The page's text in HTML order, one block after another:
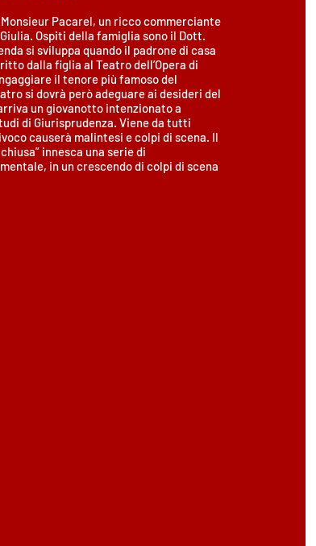
Pacarel, un ricco commerciante
Ospiti della famiglia sono il Dott.
si sviluppa quando il padrone di casa
dalla figlia al Teatro dell’Opera di
il tenore più famoso del
si dovrà però adeguare ai desideri del
un giovanotto intenzionato a
di Giurisprudenza. Viene da tutti
causerà malintesi e colpi di scena. Il
innesca una serie di
in un crescendo di colpi di scena